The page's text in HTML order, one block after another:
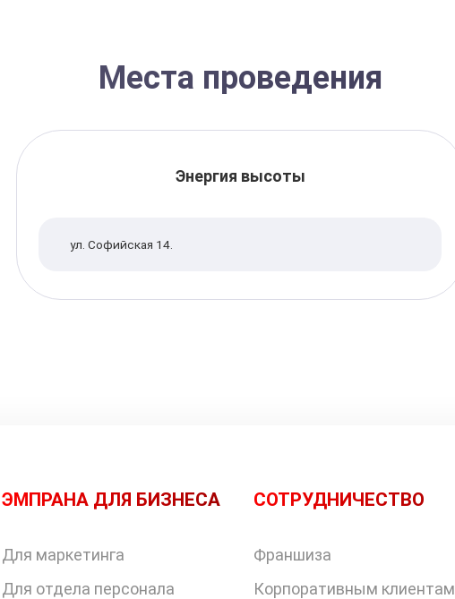
Места проведения
Энергия высоты
ул. Софийская 14.
ЭМПРАНА ДЛЯ БИЗНЕСА
Для маркетинга
Для отдела персонала
СОТРУДНИЧЕСТВО
Франшиза
Корпоративным клиентам